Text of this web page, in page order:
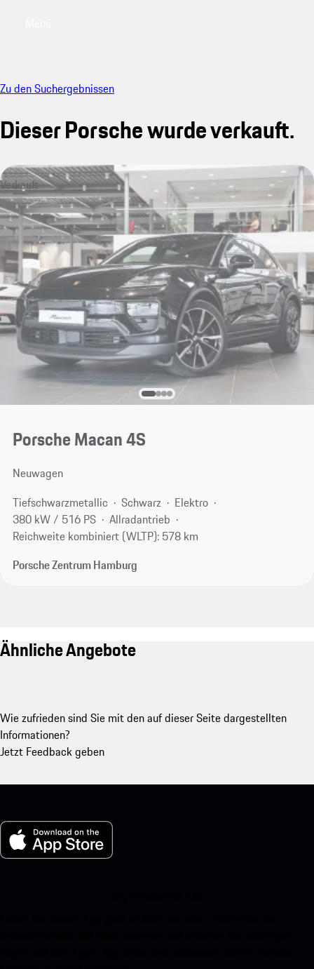
Zu den Suchergebnissen
Dieser Porsche wurde verkauft.
Verkauft
Porsche Macan 4S
Neuwagen
Tiefschwarzmetallic
Schwarz
Elektro
380 kW / 516 PS
Allradantrieb
Reichweite kombiniert (WLTP): 578 km
Porsche Zentrum Hamburg
Ähnliche Angebote
Wie zufrieden sind Sie mit den auf dieser Seite dargestellten
Informationen?
Jetzt Feedback geben